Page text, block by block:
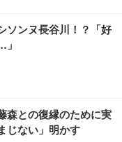
ソンヌ長谷川！？「好
森との復縁のために実
じない」明かす